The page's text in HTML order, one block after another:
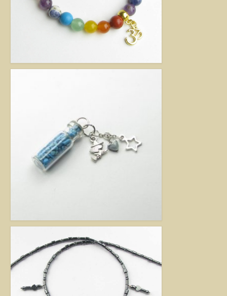
Igény szerinti átalakítás – INGYENES
Rendelésre készült egyedi ékszer
Egyedi kőbefoglalás rendelésre
Csillagjegyes babalánc rendelésre
A szobai növények, kaktuszok a lakás díszei, de sajnos nem vagy csak ritkán
virágoznak.Biztosan Ön is szép kaspóba vagy díszes tartóba teszi őket, de
ennél többet is tehet értük. A kézműves Virág ékszerekkel színesebbé és
egyedibbé varázsolhatja virágait. Ezeket a díszeket ásvány, féldrágakő,
kristály felhasználásával, dróthajlításos technikával készítettem, és
garantáltan nincs két egyforma közöttük. Ha cserepes növényt ajándékoz